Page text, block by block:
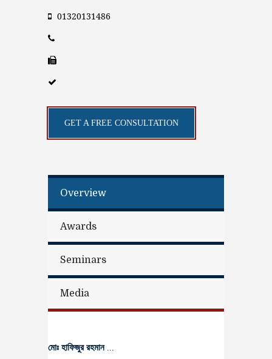
01320131486
GET A FREE CONSULTATION
Overview
Awards
Seminars
Media
মোঃ হাফিজুর রহমান...